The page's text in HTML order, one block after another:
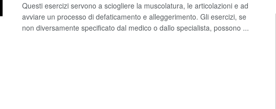
Questi esercizi servono a sciogliere la muscolatura, le articolazioni e ad
avviare un processo di defaticamento e alleggerimento. Gli esercizi, se
non diversamente specificato dal medico o dallo specialista, possono ...